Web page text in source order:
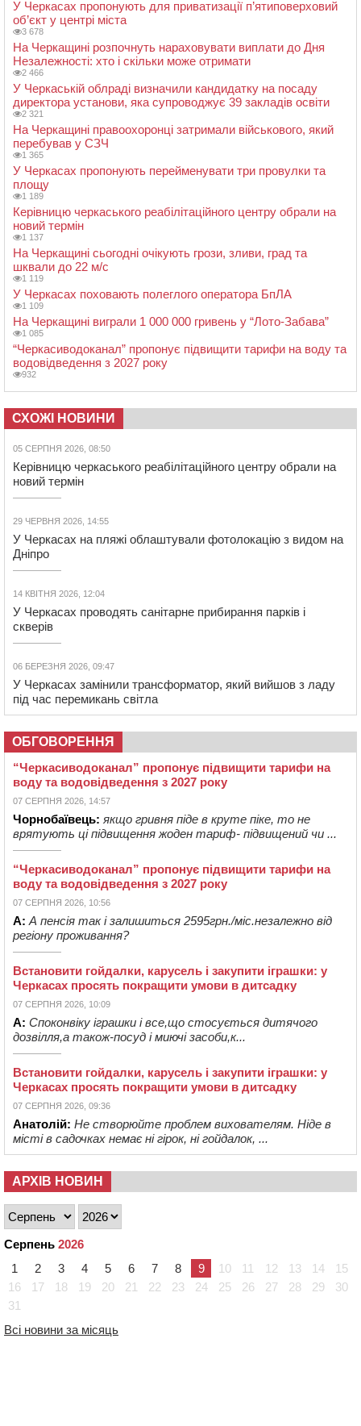
У Черкасах пропонують для приватизації п’ятиповерховий
об’єкт у центрі міста
3 678
На Черкащині розпочнуть нараховувати виплати до Дня
Незалежності: хто і скільки може отримати
2 466
У Черкаській облраді визначили кандидатку на посаду
директора установи, яка супроводжує 39 закладів освіти
2 321
На Черкащині правоохоронці затримали військового, який
перебував у СЗЧ
1 365
У Черкасах пропонують перейменувати три провулки та
площу
1 189
Керівницю черкаського реабілітаційного центру обрали на
новий термін
1 137
На Черкащині сьогодні очікують грози, зливи, град та
шквали до 22 м/с
1 119
У Черкасах поховають полеглого оператора БпЛА
1 109
На Черкащині виграли 1 000 000 гривень у “Лото-Забава”
1 085
“Черкасиводоканал” пропонує підвищити тарифи на воду та
водовідведення з 2027 року
932
СХОЖІ НОВИНИ
05 СЕРПНЯ 2026, 08:50
Керівницю черкаського реабілітаційного центру обрали на
новий термін
29 ЧЕРВНЯ 2026, 14:55
У Черкасах на пляжі облаштували фотолокацію з видом на
Дніпро
14 КВІТНЯ 2026, 12:04
У Черкасах проводять санітарне прибирання парків і
скверів
06 БЕРЕЗНЯ 2026, 09:47
У Черкасах замінили трансформатор, який вийшов з ладу
під час перемикань світла
ОБГОВОРЕННЯ
“Черкасиводоканал” пропонує підвищити тарифи на
воду та водовідведення з 2027 року
07 СЕРПНЯ 2026, 14:57
Чорнобаївець: якщо гривня піде в круте піке, то не
врятують ці підвищення жоден тариф- підвищений чи ...
“Черкасиводоканал” пропонує підвищити тарифи на
воду та водовідведення з 2027 року
07 СЕРПНЯ 2026, 10:56
А: А пенсія так і залишиться 2595грн./міс.незалежно від
регіону проживання?
Встановити гойдалки, карусель і закупити іграшки: у
Черкасах просять покращити умови в дитсадку
07 СЕРПНЯ 2026, 10:09
А: Споконвіку іграшки і все,що стосується дитячого
дозвілля,а також-посуд і миючі засоби,к...
Встановити гойдалки, карусель і закупити іграшки: у
Черкасах просять покращити умови в дитсадку
07 СЕРПНЯ 2026, 09:36
Анатолій: Не створюйте проблем вихователям. Ніде в
місті в садочках немає ні гірок, ні гойдалок, ...
АРХІВ НОВИН
Серпень 2026
1
2 3 4 5 6 7 8 9 10 11 12 13 14
15
16
17 18 19 20 21 22 23 24 25 26 27 28 29
30
31
Всі новини за місяць